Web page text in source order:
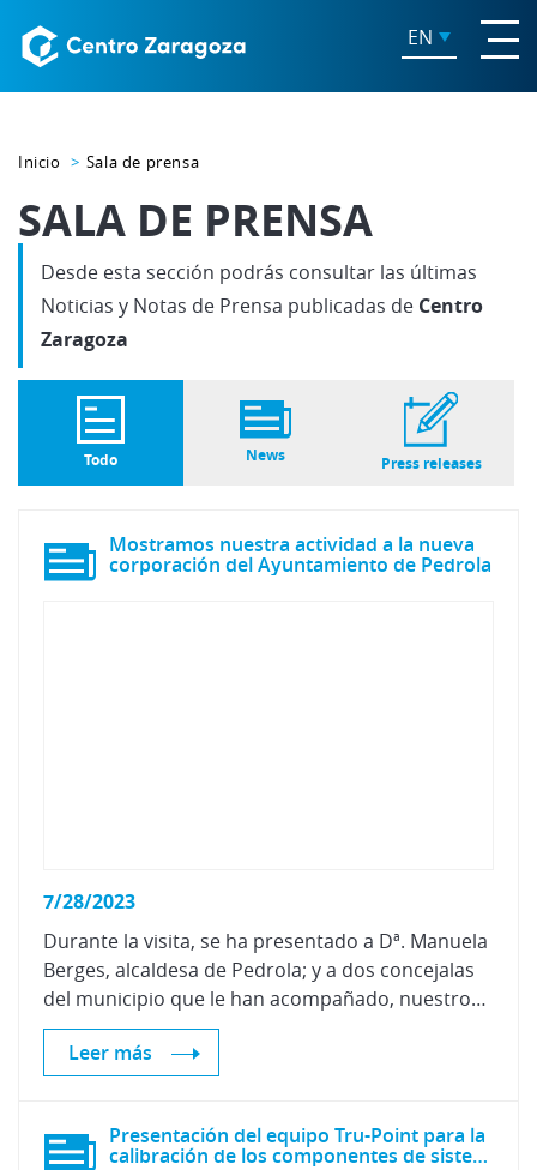
EN
Inicio Sala de prensa
SALA DE PRENSA
Desde esta sección podrás consultar las últimas
Noticias y Notas de Prensa publicadas de Centro
Zaragoza
Todo News Press releases
Mostramos nuestra actividad a la nueva
corporación del Ayuntamiento de Pedrola
7/28/2023
Durante la visita, se ha presentado a Dª. Manuela
Berges, alcaldesa de Pedrola; y a dos concejalas
del municipio que le han acompañado, nuestros objetivos y principales líneas de investigación desarrolladas en la actualidad.
Leer más
Presentación del equipo Tru-Point para la
calibración de los componentes de sistemas ADAS